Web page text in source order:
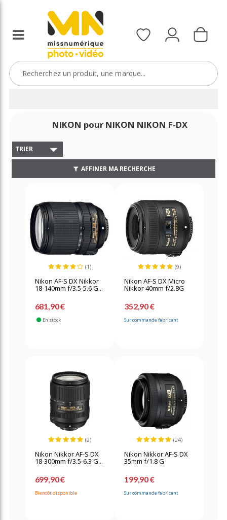
NIKON pour NIKON NIKON F-DX
TRIER
AFFINER MA RECHERCHE
(1)
Nikon AF-S DX Nikkor
18-140mm f/3.5-5.6 G...
681,90 €
En stock
(9)
Nikon AF-S DX Micro
Nikkor 40mm f/2.8G
352,90 €
Sur commande fabricant
(2)
Nikon Nikkor AF-S DX
18-300mm f/3.5-6.3 G...
699,90 €
Bientôt disponible
(24)
Nikon Nikkor AF-S DX
35mm f/1.8 G
199,90 €
Sur commande fabricant